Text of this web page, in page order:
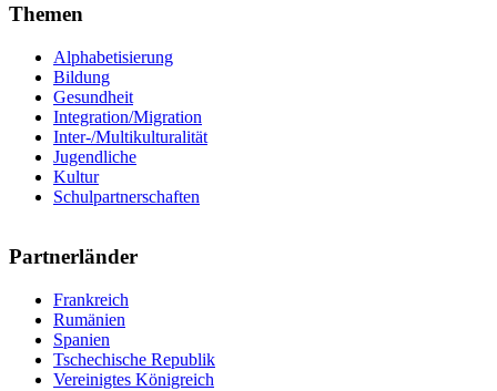
Themen
Alphabetisierung
Bildung
Gesundheit
Integration/Migration
Inter-/Multikulturalität
Jugendliche
Kultur
Schulpartnerschaften
Partnerländer
Frankreich
Rumänien
Spanien
Tschechische Republik
Vereinigtes Königreich